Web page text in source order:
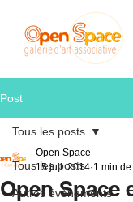
Post
Tous les posts
Autres évènements
Tous les posts
Open Space
Open Space
15 juil. 2014 1 min